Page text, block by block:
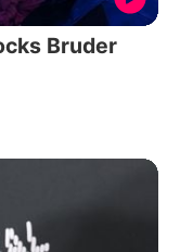
Bruder